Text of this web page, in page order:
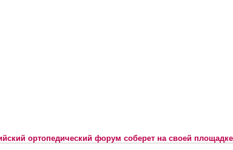
ортопедический форум соберет на своей